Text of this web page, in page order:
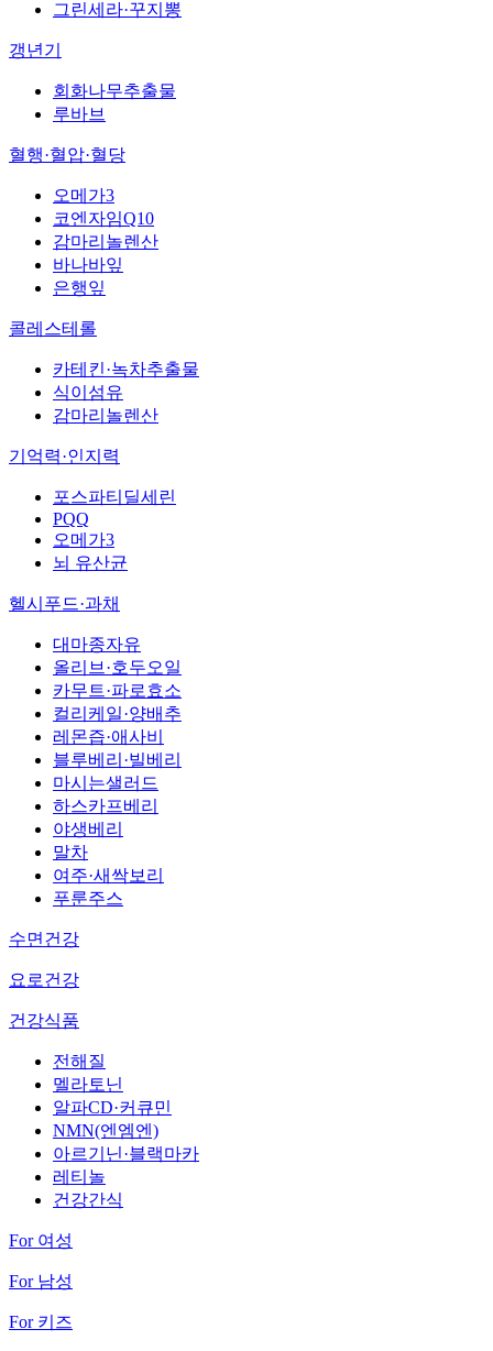
그린세라·꾸지뽕
갱년기
회화나무추출물
루바브
혈행·혈압·혈당
오메가3
코엔자임Q10
감마리놀렌산
바나바잎
은행잎
콜레스테롤
카테킨·녹차추출물
식이섬유
감마리놀렌산
기억력·인지력
포스파티딜세린
PQQ
오메가3
뇌 유산균
헬시푸드·과채
대마종자유
올리브·호두오일
카무트·파로효소
컬리케일·양배추
레몬즙·애사비
블루베리·빌베리
마시는샐러드
하스카프베리
야생베리
말차
여주·새싹보리
푸룬주스
수면건강
요로건강
건강식품
전해질
멜라토닌
알파CD·커큐민
NMN(엔엠엔)
아르기닌·블랙마카
레티놀
건강간식
For 여성
For 남성
For 키즈